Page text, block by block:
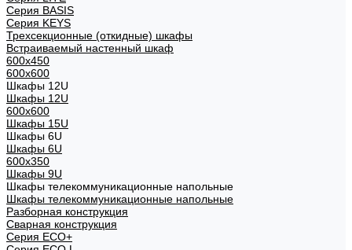
Cерия BASIS
Cерия KEYS
Трехсекционные (откидные) шкафы
Встраиваемый настенный шкаф
600x450
600x600
Шкафы 12U
Шкафы 12U
600x600
Шкафы 15U
Шкафы 6U
Шкафы 6U
600x350
Шкафы 9U
Шкафы телекоммуникационные напольные
Шкафы телекоммуникационные напольные
Разборная конструкция
Сварная конструкция
Серия ECO+